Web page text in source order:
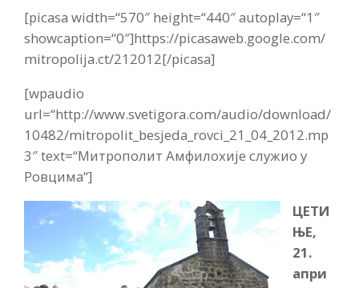
[picasa width=“570″ height=“440″ autoplay=“1″
showcaption=“0″]https://picasaweb.google.com/
mitropolija.ct/212012[/picasa]
[wpaudio
url=“http://www.svetigora.com/audio/download/
10482/mitropolit_besjeda_rovci_21_04_2012.mp
3″ text=“Митрополит Амфилохије служио у
Ровцима“]
ЦЕТИ
ЊЕ,
21.
апри